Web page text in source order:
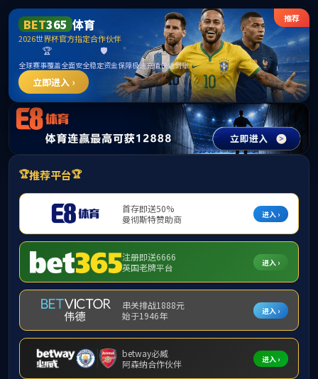
部门概况 党建工作
部门简介
部门领导
工作职责
部门简介
学校党委组织部
队伍建设和党员教育管
科、党委党校办公室等
党委组织部坚持以
新时代中国特色社会
上级部门有关组织工作
强党员教育管理，不